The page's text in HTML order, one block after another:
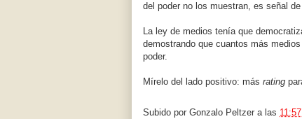
del poder no los muestran, es señal
La ley de medios tenía que
demostrando que cuantos más
poder.
Mírelo del lado positivo: más rating
Subido por Gonzalo Peltzer a las 11:57